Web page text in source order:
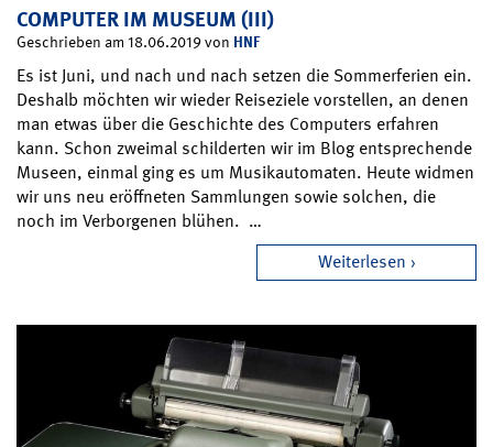
COMPUTER IM MUSEUM (III)
Geschrieben am 18.06.2019 von HNF
Es ist Juni, und nach und nach setzen die Sommerferien ein.
Deshalb möchten wir wieder Reiseziele vorstellen, an denen
man etwas über die Geschichte des Computers erfahren
kann. Schon zweimal schilderten wir im Blog entsprechende
Museen, einmal ging es um Musikautomaten. Heute widmen
wir uns neu eröffneten Sammlungen sowie solchen, die
noch im Verborgenen blühen. …
Weiterlesen